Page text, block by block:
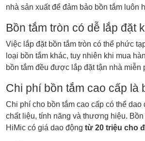
nhà sản xuất để đảm bảo bồn tắm luôn
Bồn tắm tròn có dễ lắp đặt
Việc lắp đặt bồn tắm tròn có thể phức
loại bồn tắm khác, tuy nhiên khi mua
bồn tắm đều được lắp đặt tận nhà miễn
Chi phí bồn tắm cao cấp là
Chi phí cho bồn tắm cao cấp có thể dao
chất liệu, tính năng và thương hiệu. Bồn
HiMic có giá dao động từ 20 triệu cho